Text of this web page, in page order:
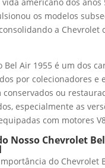
os modelos
a Chevrolet
Bel Air 1955 é um dos
por colecionadores e
conservados ou
especialmente as
com motores
Nosso Chevrolet
do Chevrolet